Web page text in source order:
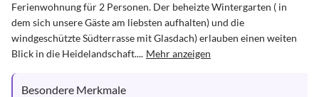
Ferienwohnung für 2 Personen. Der beheizte Wintergarten ( in
dem sich unsere Gäste am liebsten aufhalten) und die
windgeschützte Südterrasse mit Glasdach) erlauben einen weiten
Blick in die Heidelandschaft.... Mehr anzeigen
Besondere Merkmale